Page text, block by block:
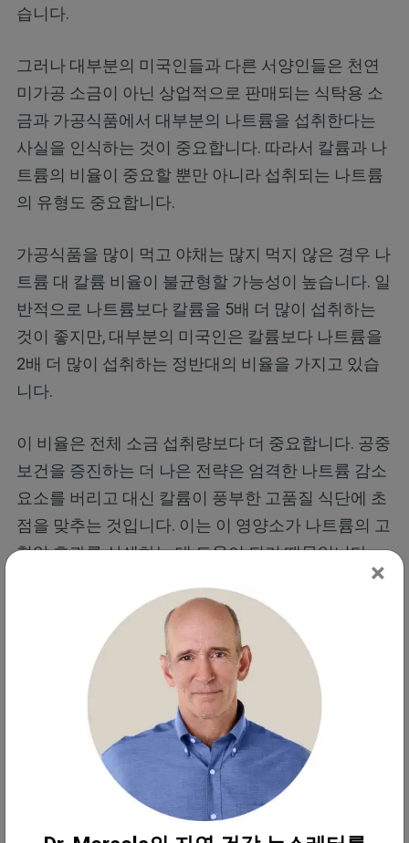
습니다.
그러나 대부분의 미국인들과 다른 서양인들은 천연
미가공 소금이 아닌 상업적으로 판매되는 식탁용 소
금과 가공식품에서 대부분의 나트륨을 섭취한다는
사실을 인식하는 것이 중요합니다. 따라서 칼륨과 나
트륨의 비율이 중요할 뿐만 아니라 섭취되는 나트륨
의 유형도 중요합니다.
가공식품을 많이 먹고 야채는 많지 먹지 않은 경우 나
트륨 대 칼륨 비율이 불균형할 가능성이 높습니다. 일
반적으로 나트륨보다 칼륨을 5배 더 많이 섭취하는
것이 좋지만, 대부분의 미국인은 칼륨보다 나트륨을
2배 더 많이 섭취하는 정반대의 비율을 가지고 있습
니다.
이 비율은 전체 소금 섭취량보다 더 중요합니다. 공중
보건을 증진하는 더 나은 전략은 엄격한 나트륨 감소
요소를 버리고 대신 칼륨이 풍부한 고품질 식단에 초
점을 맞추는 것입니다. 이는 이 영양소가 나트륨의 고
혈압 효과를 상쇄하는 데 도움이 되기 때문입니다.
나트륨과 칼륨 비율의 불균형은 고혈압으로 이어질
뿐만 아니라 다음과 같은 여러 다른 질병에도 영향을
미칠 수 있습니다.
결석 기억력 감퇴
백내장
골다공증
부전 위궤양
위암
×